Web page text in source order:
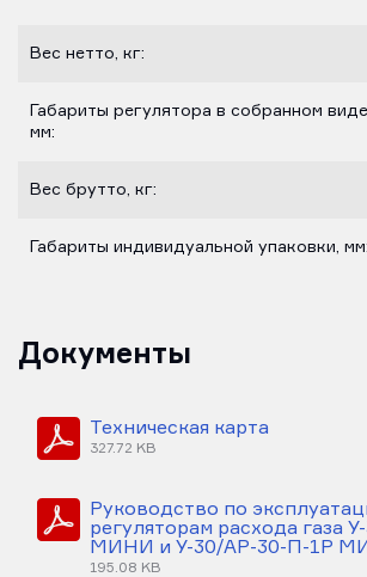
Вес нетто, кг:
Габариты регулятора в собранном
мм:
Вес брутто, кг:
Габариты индивидуальной упаковки, мм:
Документы
Техническая карта
327.72 KB
Руководство по
регуляторам расхода газа
МИНИ и У-30/АР-30-П-1Р
195.08 KB